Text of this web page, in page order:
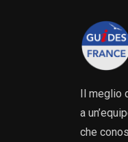
Il meglio
a
che